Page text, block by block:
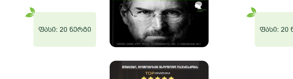
ფასი: 20 ნერგი ფასი: 20